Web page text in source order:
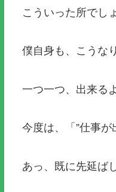
こういった所でし
僕自身も、こうな
一つ一つ、出来る
今度は、「”仕事が
あっ、既に先延ば